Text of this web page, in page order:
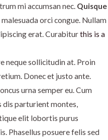
mi accumsan nec. Quisque
malesuada orci congue. Nullam
erat. Curabiturthis is a
neque sollicitudin at. Proin
Donec et justo ante.
urna semper eu. Cum
dis parturient montes,
elit lobortis purus
Phasellus posuere felis sed